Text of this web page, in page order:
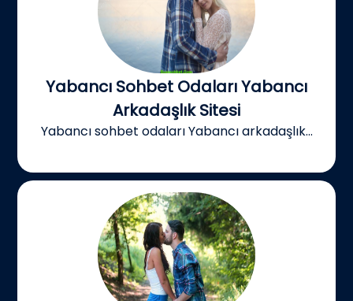
Yabancı Sohbet Odaları Yabancı
Arkadaşlık Sitesi
Yabancı sohbet odaları Yabancı arkadaşlık...